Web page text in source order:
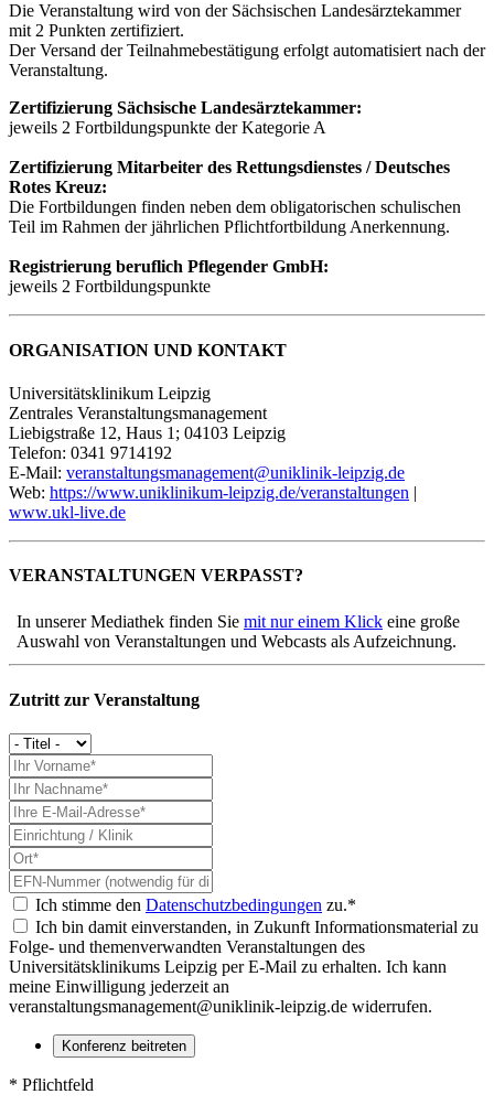
Die Veranstaltung wird von der Sächsischen Landesärztekammer
mit 2 Punkten zertifiziert.
Der Versand der Teilnahmebestätigung erfolgt automatisiert nach der
Veranstaltung.
Zertifizierung Sächsische Landesärztekammer:
jeweils 2 Fortbildungspunkte der Kategorie A
Zertifizierung Mitarbeiter des Rettungsdienstes / Deutsches
Rotes Kreuz:
Die Fortbildungen finden neben dem obligatorischen schulischen
Teil im Rahmen der jährlichen Pflichtfortbildung Anerkennung.
Registrierung beruflich Pflegender GmbH:
jeweils 2 Fortbildungspunkte
ORGANISATION UND KONTAKT
Universitätsklinikum Leipzig
Zentrales Veranstaltungsmanagement
Liebigstraße 12, Haus 1; 04103 Leipzig
Telefon: 0341 9714192
E-Mail: veranstaltungsmanagement@uniklinik-leipzig.de
Web: https://www.uniklinikum-leipzig.de/veranstaltungen |
www.ukl-live.de
VERANSTALTUNGEN VERPASST?
In unserer Mediathek finden Sie mit nur einem Klick eine große
Auswahl von Veranstaltungen und Webcasts als Aufzeichnung.
Zutritt zur Veranstaltung
Ich stimme den Datenschutzbedingungen zu.*
Ich bin damit einverstanden, in Zukunft Informationsmaterial zu
Folge- und themenverwandten Veranstaltungen des
Universitätsklinikums Leipzig per E-Mail zu erhalten. Ich kann
meine Einwilligung jederzeit an
veranstaltungsmanagement@uniklinik-leipzig.de widerrufen.
* Pflichtfeld